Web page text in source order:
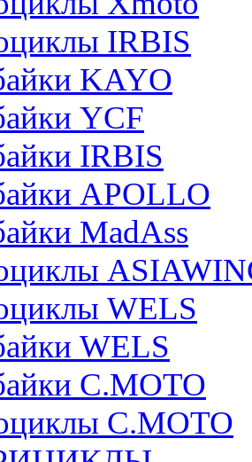
IRBIS
KAYO
YCF
IRBIS
APOLLO
MadAss
WELS
WELS
C.MOTO
C.MOTO